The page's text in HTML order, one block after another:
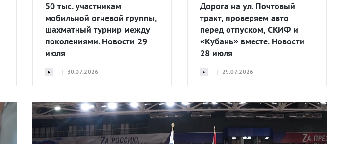
50 тыс. участникам
мобильной огневой группы,
шахматный турнир между
поколениями. Новости 29
июля
| 30.07.2026
Дорога на ул. Почтовый
тракт, проверяем авто
перед отпуском, СКИФ и
«Кубань» вместе. Новости
28 июля
| 29.07.2026